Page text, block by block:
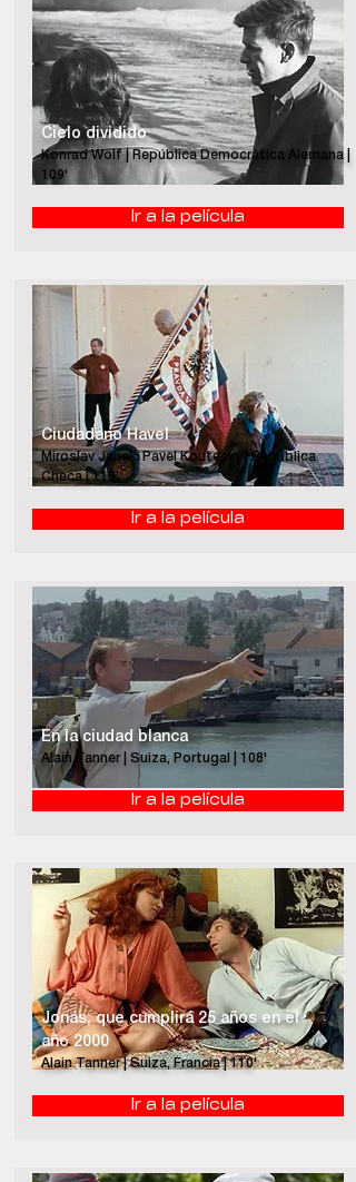
Cielo dividido
Konrad Wolf | República Democrática Alemana |
109'
Ir a la película
Ciudadano Havel
Miroslav Janek, Pavel Koutecký | República
Checa | 119'
Ir a la película
En la ciudad blanca
Alain Tanner | Suiza, Portugal | 108'
Ir a la película
Jonás, que cumplirá 25 años en el
año 2000
Alain Tanner | Suiza, Francia | 110'
Ir a la película